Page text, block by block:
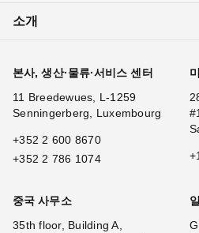
소개
본사, 생산·물류·서비스 센터
11 Breedewues, L-1259
Senningerberg, Luxembourg
+352 2 600 8670
+352 2 786 1074
중국 사무소
35th floor, Building A,